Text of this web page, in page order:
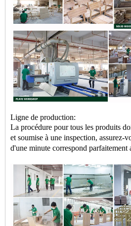
Ligne de production:
La procédure pour tous les produits
et soumise à une inspection, assurez-
d'une minute correspond parfaitement